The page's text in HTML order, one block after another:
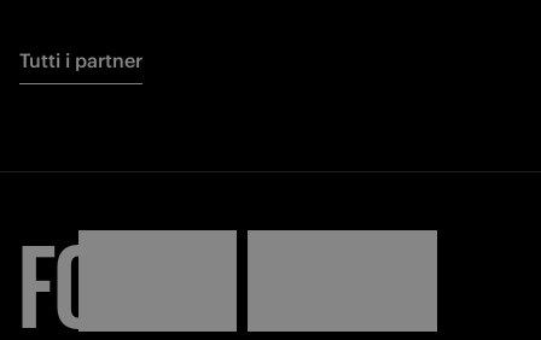
Tutti i partner
FORZA